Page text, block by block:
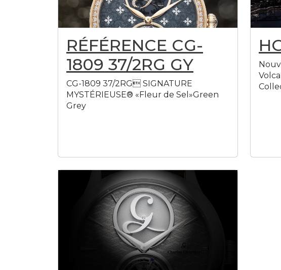
RÉFÉRENCE CG-
1809 37/2RG GY
CG-1809 37/2RG SIGNATURE
MYSTÉRIEUSE® «Fleur de Sel»Green
Grey